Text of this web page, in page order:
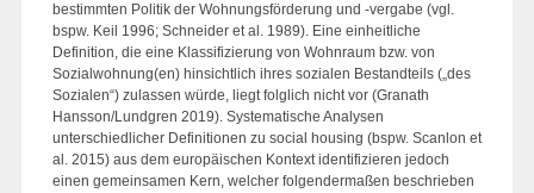
bestimmten Politik der Wohnungsförderung und -vergabe (vgl.
bspw. Keil 1996; Schneider et al. 1989). Eine einheitliche
Definition, die eine Klassifizierung von Wohnraum bzw. von
Sozialwohnung(en) hinsichtlich ihres sozialen Bestandteils („des
Sozialen“) zulassen würde, liegt folglich nicht vor (Granath
Hansson/Lundgren 2019). Systematische Analysen
unterschiedlicher Definitionen zu social housing (bspw. Scanlon et
al. 2015) aus dem europäischen Kontext identifizieren jedoch
einen gemeinsamen Kern, welcher folgendermaßen beschrieben